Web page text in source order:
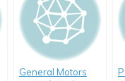
General Motors